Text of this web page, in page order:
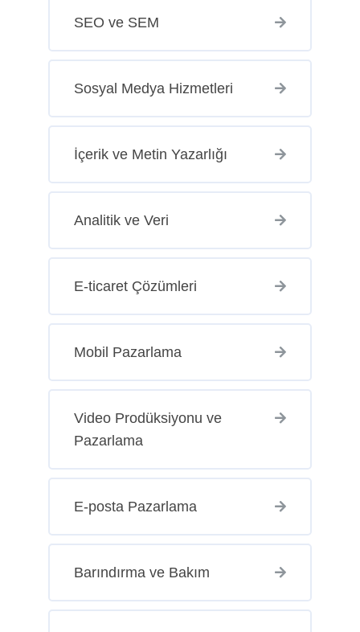
SEO ve SEM
Sosyal Medya Hizmetleri
İçerik ve Metin Yazarlığı
Analitik ve Veri
E-ticaret Çözümleri
Mobil Pazarlama
Video Prodüksiyonu ve
Pazarlama
E-posta Pazarlama
Barındırma ve Bakım